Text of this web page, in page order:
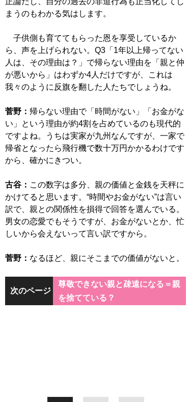
まうのもわかる気はします。
子供側も育ててもらった恩を享受しているか
ら、声を上げられない。Q3「1年以上帰ってない
人は、その理由は？」で帰らない理由を「親と仲
が悪いから」はわずか4人だけですが、これは
我々のように反旗を翻した人たちでしょうね。
菅野： 帰らない理由で「時間がない」「お金がな
い」という理由が約4割を占めているのも現代的
ですよね。うちは実家が九州なんですが、一家で
帰省となったら飛行機で数十万円かかるわけです
から、確かにきつい。
古谷： この数字は多分、親の価値と金銭を天秤に
かけてると思います。“時間やお金がない”は言い
訳で、親との関係性を損得で回答を選んでいる。
男女の恋愛でもそうですが、お金がないとか、忙
しいから会えないって言い訳ですから。
菅野： なるほど、親にそこまでの価値がないと。
次のページ
尊敬できない親と疎遠になる＝親
を捨てている？